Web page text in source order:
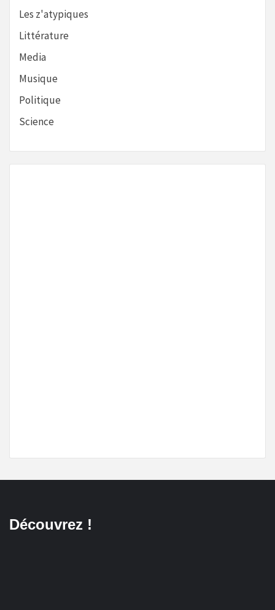
Les z'atypiques
Littérature
Media
Musique
Politique
Science
Découvrez !